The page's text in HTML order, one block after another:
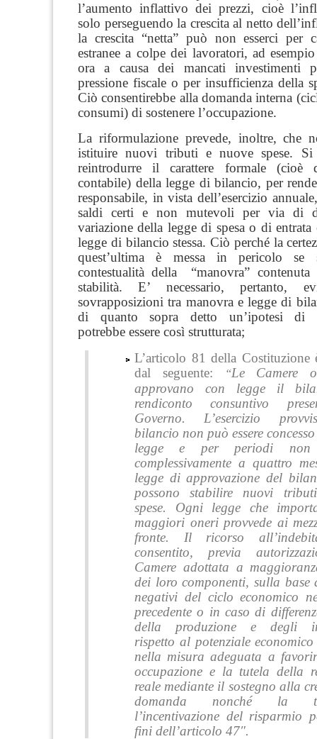
l’aumento inflattivo dei prezzi, cioè
solo perseguendo la crescita al netto
la crescita “netta” può non esserci per
estranee a colpe dei lavoratori, ad
ora a causa dei mancati investimenti
pressione fiscale o per insufficienza della
Ciò consentirebbe alla domanda interna
consumi) di sostenere l’occupazione.
La riformulazione prevede, inoltre, che
istituire nuovi tributi e nuove spese. Si
reintrodurre il carattere formale (cioè
contabile) della legge di bilancio, per
responsabile, in vista dell’esercizio
saldi certi e non mutevoli per via di
variazione della legge di spesa o di
legge di bilancio stessa. Ciò perché la
quest’ultima è messa in pericolo
contestualità della “manovra”
stabilità. E’ necessario, pertanto,
sovrapposizioni tra manovra e legge di
di quanto sopra detto un’ipotesi di
potrebbe essere così strutturata;
L’articolo 81 della Costituzione
dal seguente:
“Le Camere
approvano con legge il
rendiconto consuntivo
Governo. L’esercizio
bilancio non può essere
legge e per periodi non
complessivamente a quattro
legge di approvazione del
possono stabilire nuovi
spese. Ogni legge che
maggiori oneri provvede ai
fronte. Il ricorso
consentito, previa
Camere adottata a
dei loro componenti, sulla base
negativi del ciclo economico
precedente o in caso di
della produzione e degli
rispetto al potenziale
nella misura adeguata a
occupazione e la tutela della
reale mediante il sostegno alla
domanda nonché la
l’incentivazione del risparmio
fini dell’articolo 47″.